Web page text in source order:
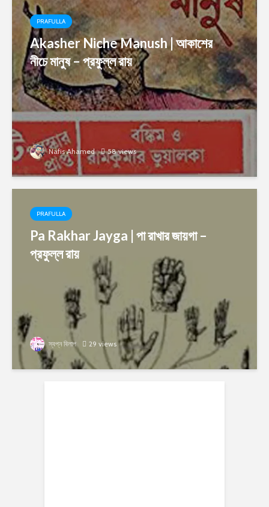
PRAFULLA
Akasher Niche Manush | আকাশের
নীচে মানুষ – প্রফুল্ল রায়
Nafis Ahamed 58 views
PRAFULLA
Pa Rakhar Jayga | পা রাখার জায়গা –
প্রফুল্ল রায়
স্বপ্ন বিলাপ 29 views